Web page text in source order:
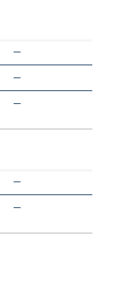
—
—
—
—
—